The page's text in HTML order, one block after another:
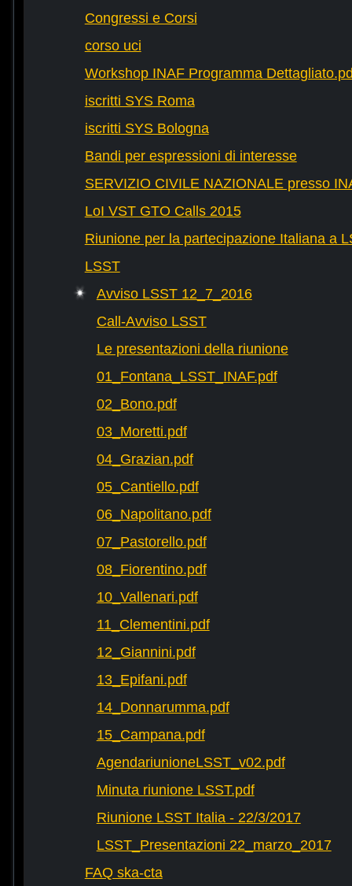
Congressi e Corsi
corso uci
Workshop INAF Programma
iscritti SYS Roma
iscritti SYS Bologna
Bandi per espressioni di interesse
SERVIZIO CIVILE NAZIONALE presso
LoI VST GTO Calls 2015
Riunione per la partecipazione Italiana a
LSST
Avviso LSST 12_7_2016
Call-Avviso LSST
Le presentazioni della riunione
01_Fontana_LSST_INAF.pdf
02_Bono.pdf
03_Moretti.pdf
04_Grazian.pdf
05_Cantiello.pdf
06_Napolitano.pdf
07_Pastorello.pdf
08_Fiorentino.pdf
10_Vallenari.pdf
11_Clementini.pdf
12_Giannini.pdf
13_Epifani.pdf
14_Donnarumma.pdf
15_Campana.pdf
AgendariunioneLSST_v02.pdf
Minuta riunione LSST.pdf
Riunione LSST Italia - 22/3/2017
LSST_Presentazioni 22_marzo_2017
FAQ ska-cta